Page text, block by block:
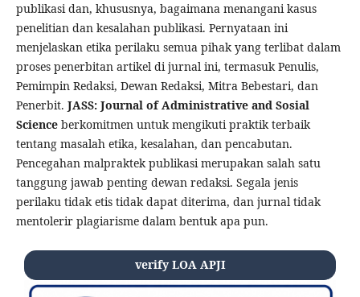
publikasi dan, khususnya, bagaimana menangani kasus
penelitian dan kesalahan publikasi. Pernyataan ini
menjelaskan etika perilaku semua pihak yang terlibat dalam
proses penerbitan artikel di jurnal ini, termasuk Penulis,
Pemimpin Redaksi, Dewan Redaksi, Mitra Bebestari, dan
Penerbit. JASS: Journal of Administrative and Sosial
Scienceberkomitmen untuk mengikuti praktik terbaik
tentang masalah etika, kesalahan, dan pencabutan.
Pencegahan malpraktek publikasi merupakan salah satu
tanggung jawab penting dewan redaksi. Segala jenis
perilaku tidak etis tidak dapat diterima, dan jurnal tidak
mentolerir plagiarisme dalam bentuk apa pun.
verify LOA APJI